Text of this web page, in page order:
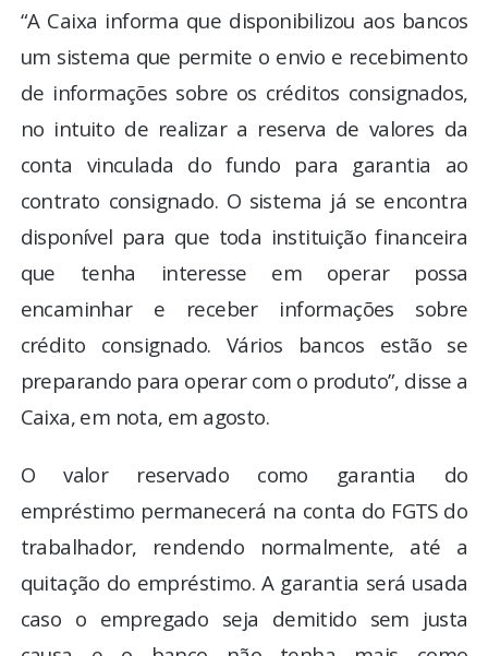
“A Caixa informa que disponibilizou aos bancos
um sistema que permite o envio e recebimento
de informações sobre os créditos consignados,
no intuito de realizar a reserva de valores da
conta vinculada do fundo para garantia ao
contrato consignado. O sistema já se encontra
disponível para que toda instituição financeira
que tenha interesse em operar possa
encaminhar e receber informações sobre
crédito consignado. Vários bancos estão se
preparando para operar com o produto”, disse a
Caixa, em nota, em agosto.
O valor reservado como garantia do
empréstimo permanecerá na conta do FGTS do
trabalhador, rendendo normalmente, até a
quitação do empréstimo. A garantia será usada
caso o empregado seja demitido sem justa